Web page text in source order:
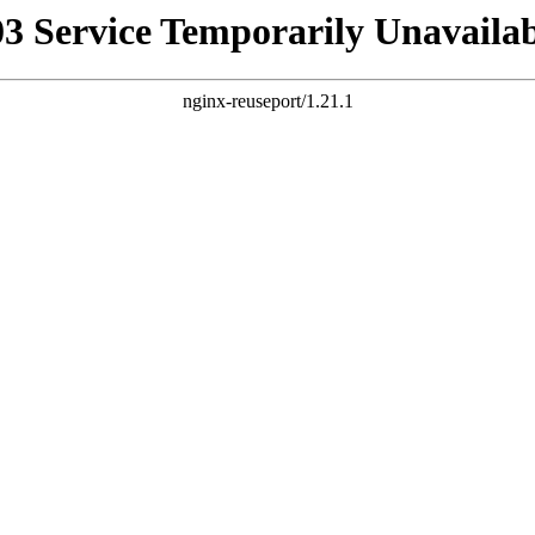
Service Temporarily
nginx-reuseport/1.21.1